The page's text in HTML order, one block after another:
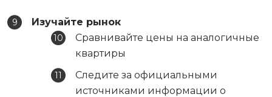
Изучайте рынок
Сравнивайте цены на аналогичные
квартиры
Следите за официальными
источниками информации о